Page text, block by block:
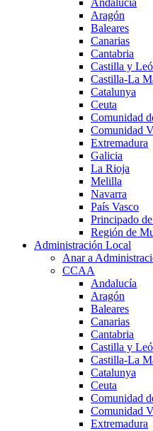
Aragón
Baleares
Canarias
Cantabria
Castilla y
Castilla-La
Catalunya
Ceuta
Comunidad
Comunidad
Extremadura
Galicia
La Rioja
Melilla
Navarra
País Vasco
Principado
Región de
Administración Local
Anar a
CCAA
Andalucía
Aragón
Baleares
Canarias
Cantabria
Castilla y
Castilla-La
Catalunya
Ceuta
Comunidad
Comunidad
Extremadura